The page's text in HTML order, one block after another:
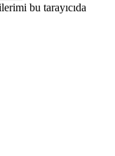
bu tarayıcıda